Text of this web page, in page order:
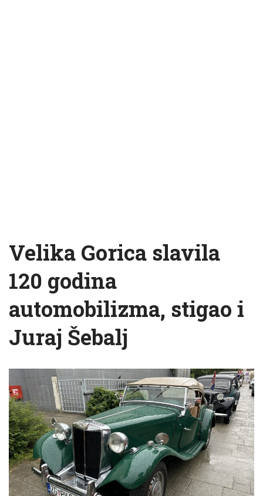
Velika Gorica slavila
120 godina
automobilizma, stigao i
Juraj Šebalj